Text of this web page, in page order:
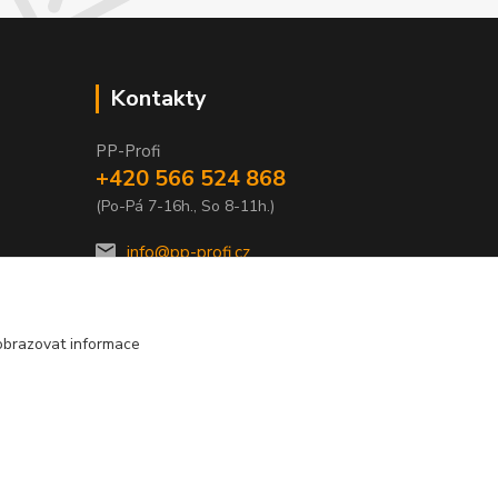
Kontakty
PP-Profi
+420 566 524 868
(Po-Pá 7-16h., So 8-11h.)
info@pp-profi.cz
informace